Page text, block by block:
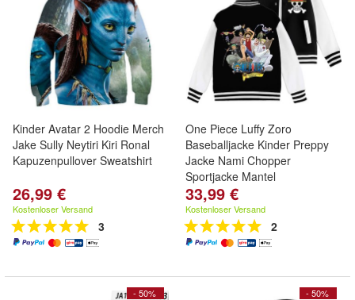
Kinder Avatar 2 Hoodie Merch
Jake Sully Neytiri Kiri Ronal
Kapuzenpullover Sweatshirt
26,99 €
Kostenloser Versand
3
One Piece Luffy Zoro
Baseballjacke Kinder Preppy
Jacke Nami Chopper
Sportjacke Mantel
33,99 €
Kostenloser Versand
2
- 50% - 50%